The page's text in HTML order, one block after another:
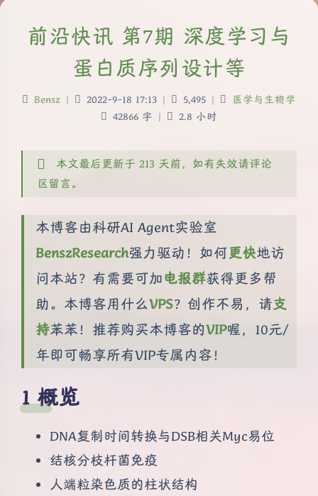
前沿快讯 第7期 深度学习与
蛋白质序列设计等
Bensz | 2022-9-18 17:13 | 5,495 |
医学与生物学
42866 字 | 2.8 小时
本文最后更新于 213 天前，如有失效请评论
区留言。
本博客由科研AI Agent实验室
BenszResearch强力驱动！如何更快地访
问本站？有需要可加电报群获得更多帮
助。本博客用什么VPS？创作不易，请支
持苯苯！推荐购买本博客的VIP喔，10元/
年即可畅享所有VIP专属内容！
概览
DNA复制时间转换与DSB相关Myc易位
结核分枝杆菌免疫
人端粒染色质的柱状结构